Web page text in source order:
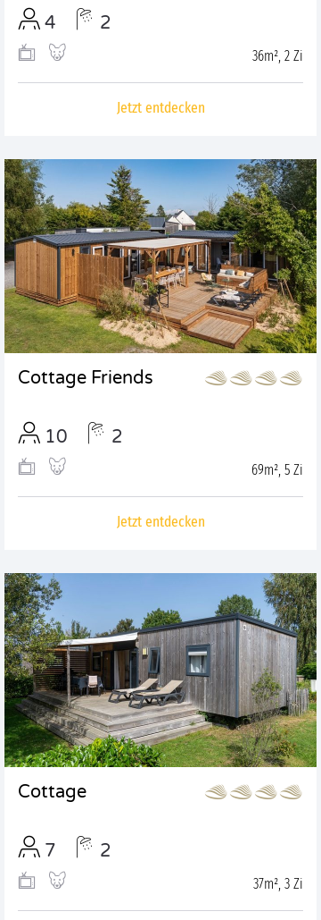
4 2
36m², 2 Zi
Jetzt entdecken
Cottage Friends
10 2
69m², 5 Zi
Jetzt entdecken
Cottage
7 2
37m², 3 Zi